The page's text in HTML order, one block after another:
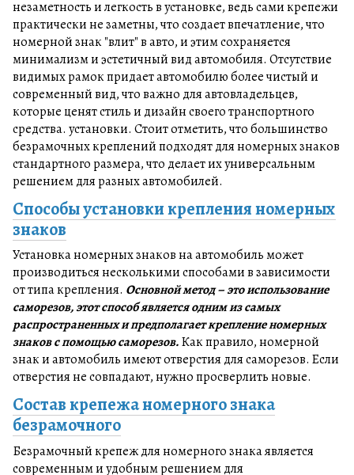
незаметность и легкость в установке, ведь сами крепежи
практически не заметны, что создает впечатление, что
номерной знак "влит" в авто, и этим сохраняется
минимализм и эстетичный вид автомобиля. Отсутствие
видимых рамок придает автомобилю более чистый и
современный вид, что важно для автовладельцев,
которые ценят стиль и дизайн своего транспортного
средства. установки. Стоит отметить, что большинство
безрамочных креплений подходят для номерных знаков
стандартного размера, что делает их универсальным
решением для разных автомобилей.
Способы установки крепления номерных
знаков
Установка номерных знаков на автомобиль может
производиться несколькими способами в зависимости
от типа крепления. Основной метод – это использование
саморезов, этот способ является одним из самых
распространенных и предполагает крепление номерных
знаков с помощью саморезов.Как правило, номерной
знак и автомобиль имеют отверстия для саморезов. Если
отверстия не совпадают, нужно просверлить новые.
Состав крепежа номерного знака
безрамочного
Безрамочный крепеж для номерного знака является
современным и удобным решением для